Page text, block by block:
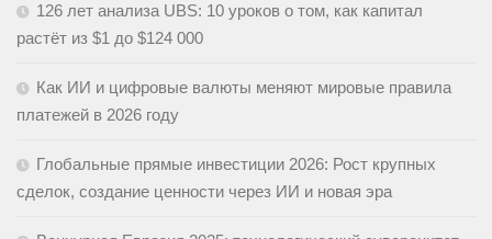
126 лет анализа UBS: 10 уроков о том, как капитал
растёт из $1 до $124 000
Как ИИ и цифровые валюты меняют мировые правила
платежей в 2026 году
Глобальные прямые инвестиции 2026: Рост крупных
сделок, создание ценности через ИИ и новая эра